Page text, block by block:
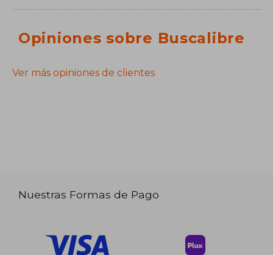
Opiniones sobre Buscalibre
Ver más opiniones de clientes
Nuestras Formas de Pago